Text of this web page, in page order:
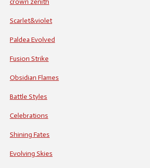
crown zenith
Scarlet&violet
Paldea Evolved
Fusion Strike
Obsidian Flames
Battle Styles
Celebrations
Shining Fates
Evolving Skies